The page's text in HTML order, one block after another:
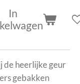
In
de heerlijke geur
gebakken